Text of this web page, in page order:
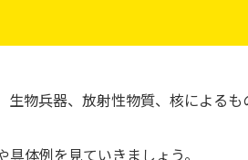
物兵器、放射性物質、核によるも
体例を見ていきましょう。